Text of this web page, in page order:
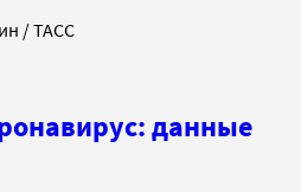
/ ТАСС
данные